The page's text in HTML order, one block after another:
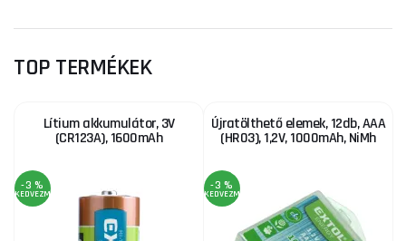
TOP TERMÉKEK
Lítium akkumulátor, 3V
(CR123A), 1600mAh
-3 %
KEDVEZMÉNY
Újratölthető elemek, 12db, AAA
(HR03), 1,2V, 1000mAh, NiMh
-3 %
KEDVEZMÉNY